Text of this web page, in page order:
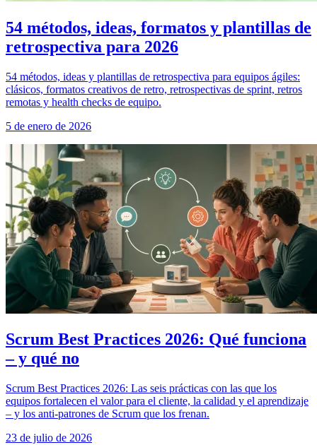
54 métodos, ideas, formatos y plantillas de
retrospectiva para 2026
54 métodos, ideas y plantillas de retrospectiva para equipos ágiles:
clásicos, formatos creativos de retro, retrospectivas de sprint, retros
remotas y health checks de equipo.
5 de enero de 2026
Scrum Best Practices 2026: Qué funciona
– y qué no
Scrum Best Practices 2026: Las seis prácticas con las que los
equipos fortalecen el valor para el cliente, la calidad y el aprendizaje
– y los anti-patrones de Scrum que los frenan.
23 de julio de 2026